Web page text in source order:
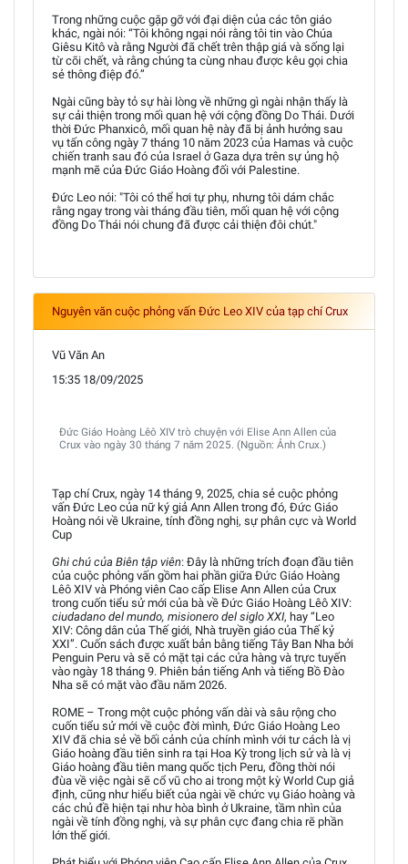
Trong những cuộc gặp gỡ với đại diện của các tôn giáo
khác, ngài nói: “Tôi không ngại nói rằng tôi tin vào Chúa
Giêsu Kitô và rằng Người đã chết trên thập giá và sống lại
từ cõi chết, và rằng chúng ta cùng nhau được kêu gọi chia
sẻ thông điệp đó.”
Ngài cũng bày tỏ sự hài lòng về những gì ngài nhận thấy là
sự cải thiện trong mối quan hệ với cộng đồng Do Thái. Dưới
thời Đức Phanxicô, mối quan hệ này đã bị ảnh hưởng sau
vụ tấn công ngày 7 tháng 10 năm 2023 của Hamas và cuộc
chiến tranh sau đó của Israel ở Gaza dựa trên sự ủng hộ
mạnh mẽ của Đức Giáo Hoàng đối với Palestine.
Đức Leo nói: "Tôi có thể hơi tự phụ, nhưng tôi dám chắc
rằng ngay trong vài tháng đầu tiên, mối quan hệ với cộng
đồng Do Thái nói chung đã được cải thiện đôi chút."
Nguyên văn cuộc phỏng vấn Đức Leo XIV của tạp chí Crux
Vũ Văn An
15:35 18/09/2025
Đức Giáo Hoàng Lêô XIV trò chuyện với Elise Ann Allen của
Crux vào ngày 30 tháng 7 năm 2025. (Nguồn: Ảnh Crux.)
Tạp chí Crux, ngày 14 tháng 9, 2025, chia sẻ cuộc phỏng
vấn Đức Leo của nữ ký giả Ann Allen trong đó, Đức Giáo
Hoàng nói về Ukraine, tính đồng nghị, sự phân cực và World
Cup
Ghi chú của Biên tập viên: Đây là những trích đoạn đầu tiên
của cuộc phỏng vấn gồm hai phần giữa Đức Giáo Hoàng
Lêô XIV và Phóng viên Cao cấp Elise Ann Allen của Crux
trong cuốn tiểu sử mới của bà về Đức Giáo Hoàng Lêô XIV:
ciudadano del mundo, misionero del siglo XXI, hay “Leo
XIV: Công dân của Thế giới, Nhà truyền giáo của Thế kỷ
XXI”. Cuốn sách được xuất bản bằng tiếng Tây Ban Nha bởi
Penguin Peru và sẽ có mặt tại các cửa hàng và trực tuyến
vào ngày 18 tháng 9. Phiên bản tiếng Anh và tiếng Bồ Đào
Nha sẽ có mặt vào đầu năm 2026.
ROME – Trong một cuộc phỏng vấn dài và sâu rộng cho
cuốn tiểu sử mới về cuộc đời mình, Đức Giáo Hoàng Leo
XIV đã chia sẻ về bối cảnh của chính mình với tư cách là vị
Giáo hoàng đầu tiên sinh ra tại Hoa Kỳ trong lịch sử và là vị
Giáo hoàng đầu tiên mang quốc tịch Peru, đồng thời nói
đùa về việc ngài sẽ cổ vũ cho ai trong một kỳ World Cup giả
định, cũng như hiểu biết của ngài về chức vụ Giáo hoàng và
các chủ đề hiện tại như hòa bình ở Ukraine, tầm nhìn của
ngài về tính đồng nghị, và sự phân cực đang chia rẽ phần
lớn thế giới.